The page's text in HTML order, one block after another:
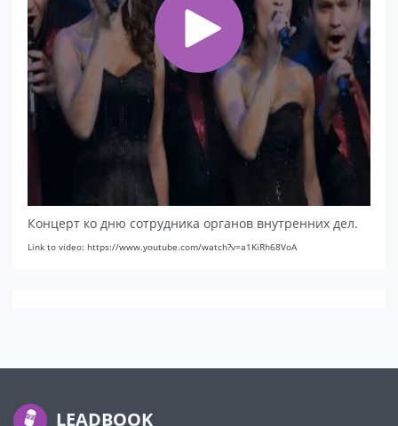
Концерт ко дню сотрудника органов внутренних дел.
Link to video: https://www.youtube.com/watch?v=a1KiRh68VoA
LEADBOOK